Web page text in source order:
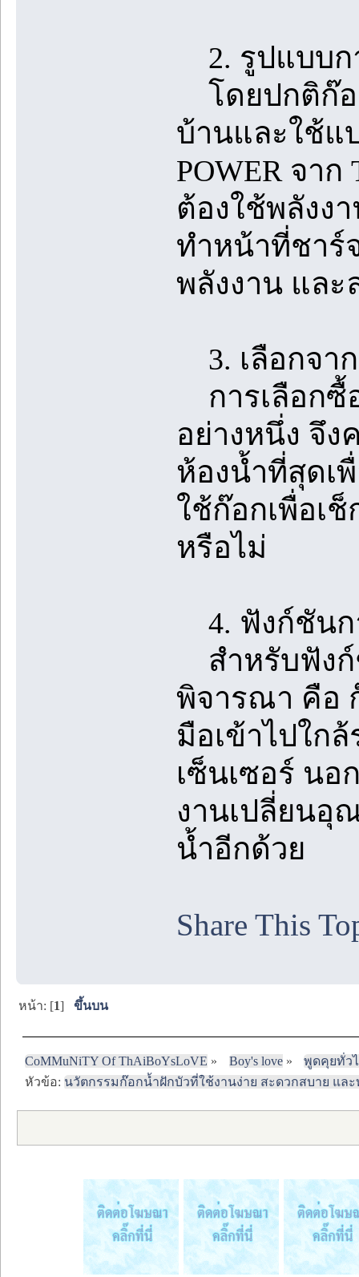
2. รูปแบบก
โดยปกติก๊อ
บ้านและใช้แ
POWER จา
ต้องใช้พลังง
ทำหน้าที่ชาร์
พลังงาน แล
3. เลือกจา
การเลือกซื้
อย่างหนึ่ง จึง
ห้องน้ำที่สุดเ
ใช้ก๊อกเพื่อเ
หรือไม่
4. ฟังก์ชันก
สำหรับฟังก์
พิจารณา คือ
มือเข้าไปใก
เซ็นเซอร์ น
งานเปลี่ยนอุ
น้ำอีกด้วย
Share This
หน้า: [1]ขึ้นบน
CoMMuNiTY Of ThAiBoYsLoVE » Boy's love»
พูดคุยทั่ว
หัวข้อ:นวัตกรรมก๊อกน้ำฝักบัวที่ใช้งานง่าย สะดวกสบาย แล